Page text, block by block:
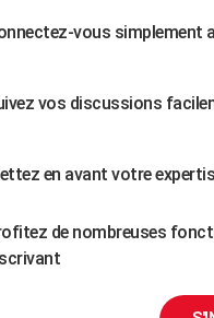
vous simplement
vos discussions
en avant votre
de nombreuses